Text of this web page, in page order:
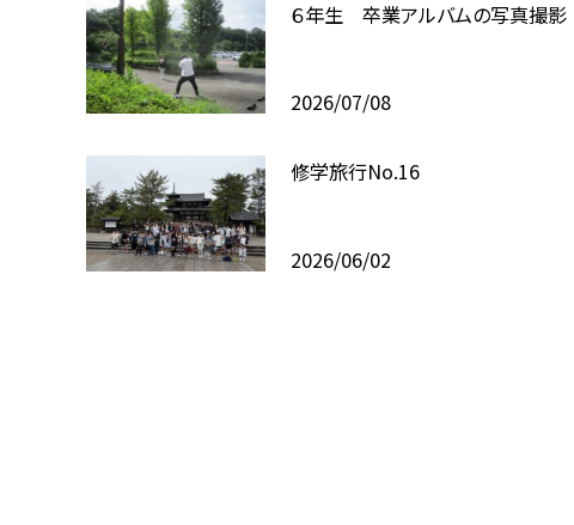
６年生 卒業アルバムの写真撮影
2026/07/08
修学旅行No.16
2026/06/02